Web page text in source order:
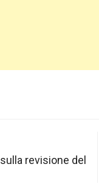
revisione del